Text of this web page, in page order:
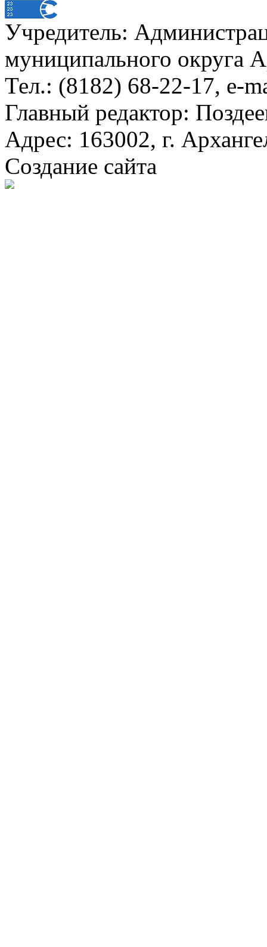
Учредитель:
муниципального округа
Тел.: (8182) 68-22-17, e-
Главный редактор:
Адрес: 163002, г.
Создание сайта